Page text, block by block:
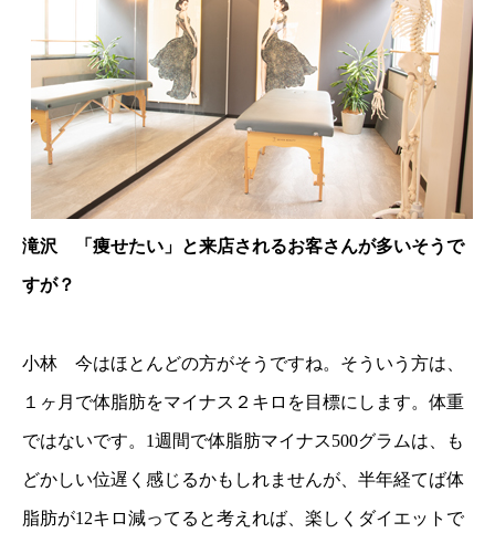
滝沢 「痩せたい」と来店されるお客さんが多いそうで
すが？
小林 今はほとんどの方がそうですね。そういう方は、
１ヶ月で体脂肪をマイナス２キロを目標にします。体重
ではないです。1週間で体脂肪マイナス500グラムは、も
どかしい位遅く感じるかもしれませんが、半年経てば体
脂肪が12キロ減ってると考えれば、楽しくダイエットで